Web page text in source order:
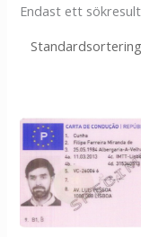
Endast ett